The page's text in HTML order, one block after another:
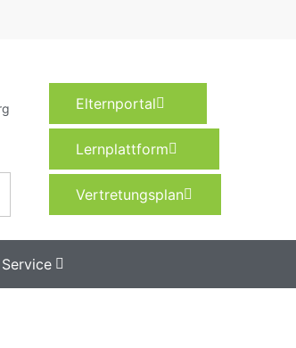
Elternportal
Lernplattform
Vertretungsplan
Service